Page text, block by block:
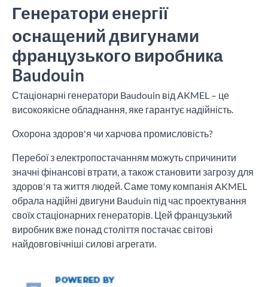
Генератори енергії
оснащений двигунами
французького виробника
Baudouin
Стаціонарні генератори Baudouin від AKMEL – це
високоякісне обладнання, яке гарантує надійність.
Охорона здоров'я чи харчова промисловість?
Перебої з електропостачанням можуть спричинити
значні фінансові втрати, а також становити загрозу для
здоров'я та життя людей. Саме тому компанія AKMEL
обрала надійні двигуни Bauduin під час проектування
своїх стаціонарних генераторів. Цей французький
виробник вже понад століття постачає світові
найдовговічніші силові агрегати.